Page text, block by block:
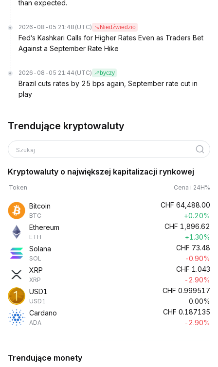
than expected.
2026-08-05 21:48 (UTC) Niedźwiedzio
Fed’s Kashkari Calls for Higher Rates Even as Traders Bet
Against a September Rate Hike
2026-08-05 21:44 (UTC) byczy
Brazil cuts rates by 25 bps again, September rate cut in
play
Trendujące kryptowaluty
Szukaj
Kryptowaluty o największej kapitalizacji rynkowej
Token Cena i 24H%
Bitcoin
BTC
CHF 64,488.00
+0.20%
Ethereum
ETH
CHF 1,896.62
+1.30%
Solana
SOL
CHF 73.48
-0.90%
XRP
XRP
CHF 1.043
-2.90%
USD1
USD1
CHF 0.999517
0.00%
Cardano
ADA
CHF 0.187135
-2.90%
Trendujące monety